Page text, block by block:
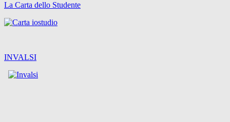
La Carta dello Studente
INVALSI